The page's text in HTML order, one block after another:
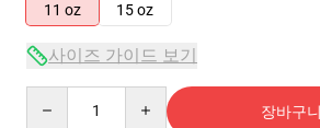
11 oz
15 oz
사이즈 가이드 보기
장바구